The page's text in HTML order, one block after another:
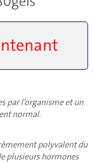
par l’organisme et un
normal.
polyvalent du
plusieurs hormones